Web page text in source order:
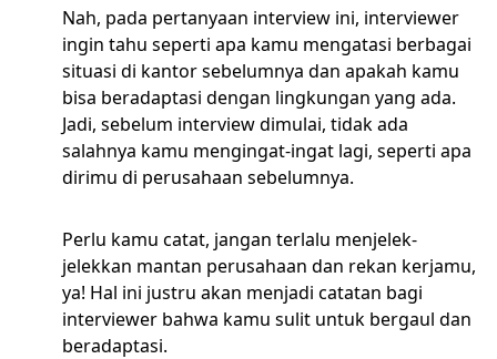
Nah, pada pertanyaan interview ini, interviewer
ingin tahu seperti apa kamu mengatasi berbagai
situasi di kantor sebelumnya dan apakah kamu
bisa beradaptasi dengan lingkungan yang ada.
Jadi, sebelum interview dimulai, tidak ada
salahnya kamu mengingat-ingat lagi, seperti apa
dirimu di perusahaan sebelumnya.
Perlu kamu catat, jangan terlalu menjelek-
jelekkan mantan perusahaan dan rekan kerjamu,
ya! Hal ini justru akan menjadi catatan bagi
interviewer bahwa kamu sulit untuk bergaul dan
beradaptasi.